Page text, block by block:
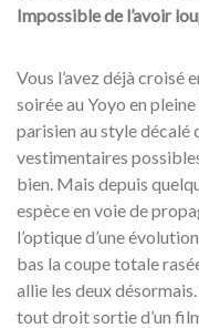
Impossible de l’avoir
Vous l’avez déjà croisé
soirée au Yoyo en
parisien au style décalé
vestimentaires
bien. Mais depuis
espèce en voie de
l’optique d’une
bas la coupe totale
allie les deux
tout droit sortie d’un